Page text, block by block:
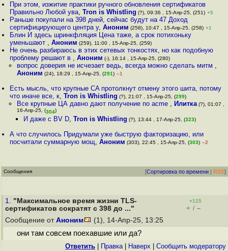
При этом, изжитие практики ручного обновления сертификатов
Правильно Любой ува,Tron is Whistling (?), 09:36 , 15-Апр-25, (251) +5
Раньше покупали на 398 дней, сейчас будут на 47 Доход
сертифицирующего центра у,Аноним (258), 10:47 , 15-Апр-25, (258) +1
Блин И здесь шринкфляция Цена таже, а срок потихоньку
уменьшают ,Аноним (259), 11:00 , 15-Апр-25, (259)
Не очень разбираюсь в этих сетевых тонкостях, но как подобную
проблему решают в ,Аноним (-), 16:14 , 15-Апр-25, (280)
вопрос доверия не исчезает ведь, всегда можно сделать митм ,
Аноним (24), 18:29 , 15-Апр-25, (291) –1
Есть мысль, что крупные CA протолкнут отмену этого шита, потому
что иначе все, к,Tron is Whistling (?), 21:07 , 15-Апр-25, (299)
Все крупные ЦА давно дают получение по acme , Илитка(?), 01:07 ,
16-Апр-25, (304)
И даже с BV D, Tron is Whistling (?), 13:44 , 17-Апр-25, (323)
А что случилось Придумали уже быструю факторизацию, или
посчитали суммарную мощ,Аноним (303), 22:45 , 15-Апр-25, (303) –2
Сообщения [Сортировка по времени | RSS]
1. "Максимальное время жизни TLS-
сертификатов сократят с 398 до ..."
+115
+ / –
Сообщение от Аноним (1), 14-Апр-25, 13:25
они там совсем поехавшие или да?
Ответить Правка| Наверх Cообщить модератору